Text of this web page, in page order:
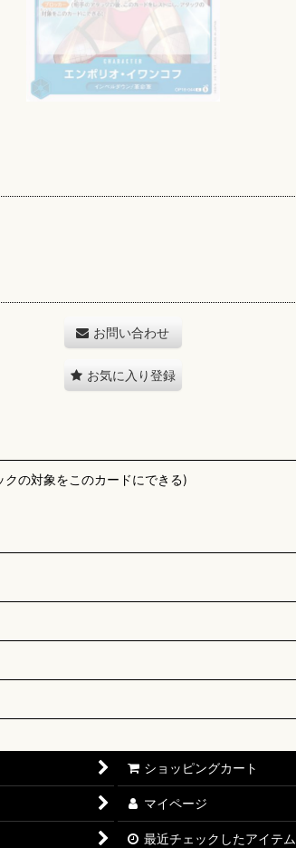
お問い合わせ
お気に入り登録
クの対象をこのカードにできる)
ショッピングカート
マイページ
最近チェックしたアイテム